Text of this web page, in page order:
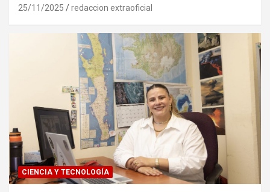
25/11/2025 redaccion extraoficial
CIENCIA Y TECNOLOGÍA